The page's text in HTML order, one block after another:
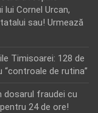
lui Cornel Urcan,
sau! Urmează
Timisoarei: 128 de
de rutina”
dosarul fraudei cu
24 de ore!